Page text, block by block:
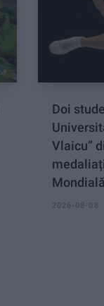
Doi
Vlaicu”
Mondială
2026-08-08